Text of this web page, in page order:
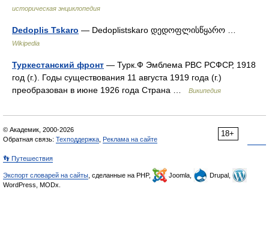
историческая энциклопедия
Dedoplis Tskaro — Dedoplistskaro დედოფლისწყარო …
Wikipedia
Туркестанский фронт — Турк.Ф Эмблема РВС РСФСР, 1918
год (г.). Годы существования 11 августа 1919 года (г.)
преобразован в июне 1926 года Страна …
Википедия
18+
© Академик, 2000-2026
Обратная связь: Техподдержка Реклама на сайте
👣 Путешествия
Экспорт словарей на сайты , сделанные на PHP, Joomla,
Drupal,
WordPress, MODx.